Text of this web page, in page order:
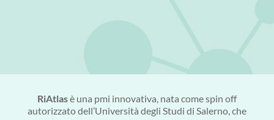
RiAtlasè una pmi innovativa, nata come spin off
autorizzato dell’Università degli Studi di Salerno, che